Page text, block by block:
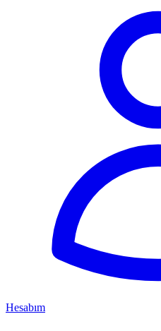
Hesabım